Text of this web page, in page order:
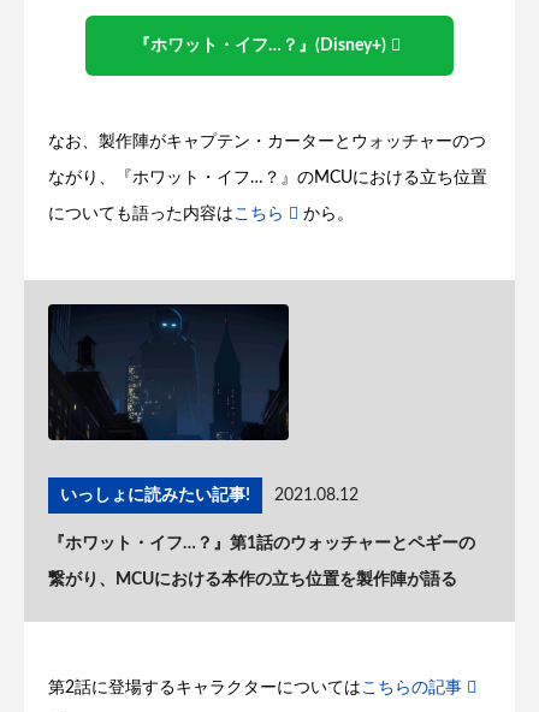
『ホワット・イフ…？』(Disney+)
なお、製作陣がキャプテン・カーターとウォッチャーのつ
ながり、『ホワット・イフ…？』のMCUにおける立ち位置
についても語った内容はこちら から。
いっしょに読みたい記事! 2021.08.12
『ホワット・イフ…？』第1話のウォッチャーとペギーの
繋がり、MCUにおける本作の立ち位置を製作陣が語る
第2話に登場するキャラクターについては こちらの記事